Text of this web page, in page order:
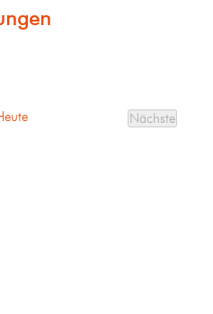
Nächste